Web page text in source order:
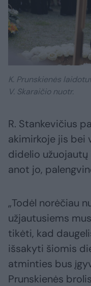
K. Prunskienės
V. Skaraičio nuotr.
R. Stankevičius
akimirkoje jis bei
didelio užuojautų
anot jo,
„Todėl norėčiau
užjautusiems
tikėti, kad
išsakyti šiomis
atminties bus
Prunskienės